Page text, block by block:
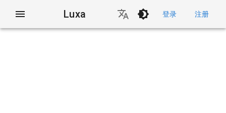
Luxa 登录 注册